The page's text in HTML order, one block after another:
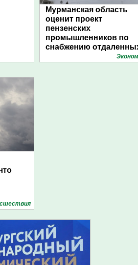
Мурманская область
оценит проект
пензенских
промышленников по
снабжению
поселений с помощью